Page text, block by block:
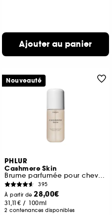
Ajouter au panier
PHLUR
Cashmere Skin
Brume parfumée pour cheveux et corps
395
À partir de28,00€
31,11€ / 100ml
2 contenances disponibles
Nouveauté